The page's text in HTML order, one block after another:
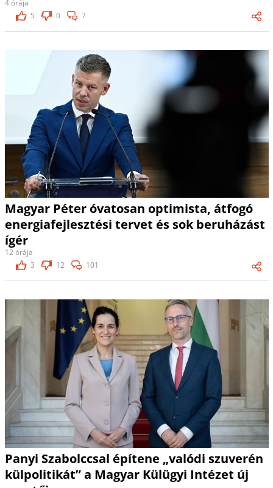
4 órája
5
0 7
Magyar Péter óvatosan optimista, átfogó
energiafejlesztési tervet és sok beruházást
ígér
12 órája
3
12 101
Panyi Szabolccsal építene „valódi szuverén
külpolitikát” a Magyar Külügyi Intézet új